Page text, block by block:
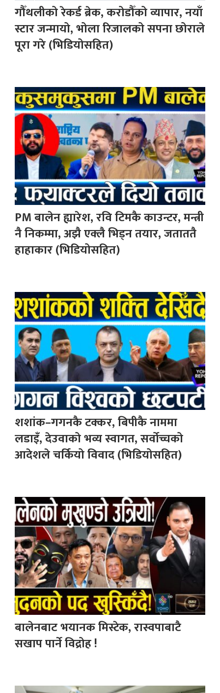
गौँथलीको रेकर्ड ब्रेक, करोडौँको व्यापार, नयाँ
स्टार जन्मायो, भोला रिजालको सपना छोराले
पूरा गरे (भिडियोसहित)
PM बालेन ह्यारेश, रवि टिमकै काउन्टर, मन्त्री
नै निकम्मा, अझै एक्लै भिड्न तयार, जताततै
हाहाकार (भिडियोसहित)
शशांक–गगनकै टक्कर, बिपीकै नाममा
लडाइँ, देउवाको भव्य स्वागत, सर्वोच्चको
आदेशले चर्कियो विवाद (भिडियोसहित)
बालेनबाट भयानक मिस्टेक, रास्वपाबाटै
सखाप पार्ने विद्रोह !